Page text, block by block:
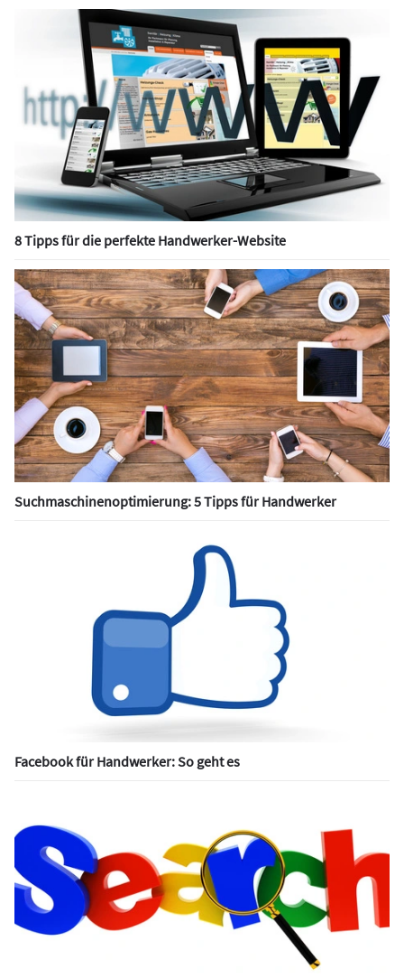
8 Tipps für die perfekte Handwerker-Website
Suchmaschinenoptimierung: 5 Tipps für Handwerker
Facebook für Handwerker: So geht es